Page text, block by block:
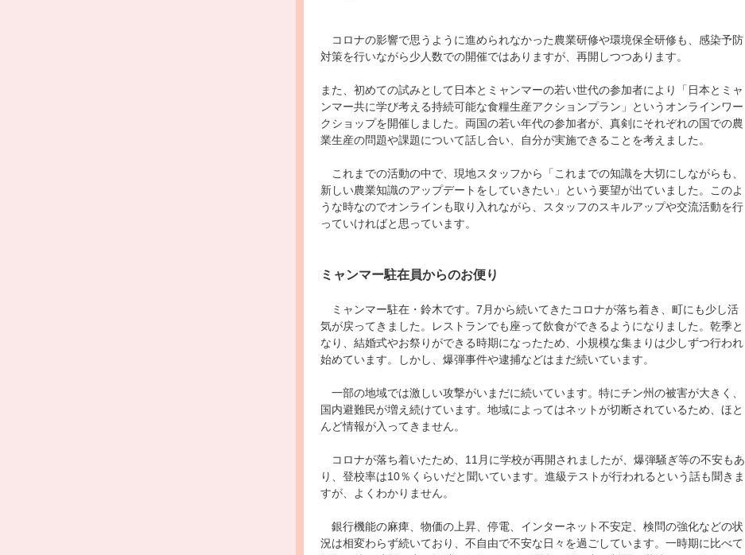
コロナの影響で思うように進められなかった農業研修や環境保全研修も、感染予防
対策を行いながら少人数での開催ではありますが、再開しつつあります。
また、初めての試みとして日本とミャンマーの若い世代の参加者により「日本とミャ
ンマー共に学び考える持続可能な食糧生産アクションプラン」というオンラインワー
クショップを開催しました。両国の若い年代の参加者が、真剣にそれぞれの国での農
業生産の問題や課題について話し合い、自分が実施できることを考えました。
これまでの活動の中で、現地スタッフから「これまでの知識を大切にしながらも、
新しい農業知識のアップデートをしていきたい」という要望が出ていました。このよ
うな時なのでオンラインも取り入れながら、スタッフのスキルアップや交流活動を行
っていければと思っています。
ミャンマー駐在員からのお便り
ミャンマー駐在・鈴木です。7 月から続いてきたコロナが落ち着き、町にも少し活
気が戻ってきました。レストランでも座って飲食ができるようになりました。乾季と
なり、結婚式やお祭りができる時期になったため、小規模な集まりは少しずつ行われ
始めています。しかし、爆弾事件や逮捕などはまだ続いています。
一部の地域では激しい攻撃がいまだに続いています。特にチン州の被害が大きく、
国内避難民が増え続けています。地域によってはネットが切断されているため、ほと
んど情報が入ってきません。
コロナが落ち着いたため、 11 月に学校が再開されましたが、爆弾騒ぎ等の不安もあ
り、登校率は10％くらいだと聞いています。進級テストが行われるという話も聞きま
すが、よくわかりません。
銀行機能の麻痺、物価の上昇、停電、インターネット不安定、検問の強化などの状
況は相変わらず続いており、不自由で不安な日々を過ごしています。一時期に比べて